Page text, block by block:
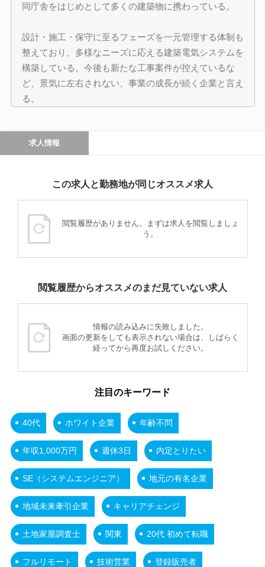
同庁舎をはじめとして多くの建築物に携わっている。
設計・施工・保守に至るフェーズを一元管理する体制も
整えており、多様なニーズに応える建築電気システムを
構築している。今後も新たな工事案件が控えているな
ど、景気に左右されない、事業の成長が続く企業と言え
る。
求人情報
この求人と勤務地が同じオススメ求人
閲覧履歴がありません。まずは求人を閲覧しましょ
う。
閲覧履歴からオススメのまだ見ていない求人
情報の読み込みに失敗しました。
画面の更新をしても表示されない場合は、しばらく
経ってから再度お試しください。
注目のキーワード
40代 ホワイト企業 年齢不問
年収1,000万円 週休3日 内定とりたい
SE（システムエンジニア） 地元の有名企業
地域未来牽引企業 キャリアチェンジ
土地家屋調査士 関東 20代 初めて転職
フルリモート 技術営業 登録販売者